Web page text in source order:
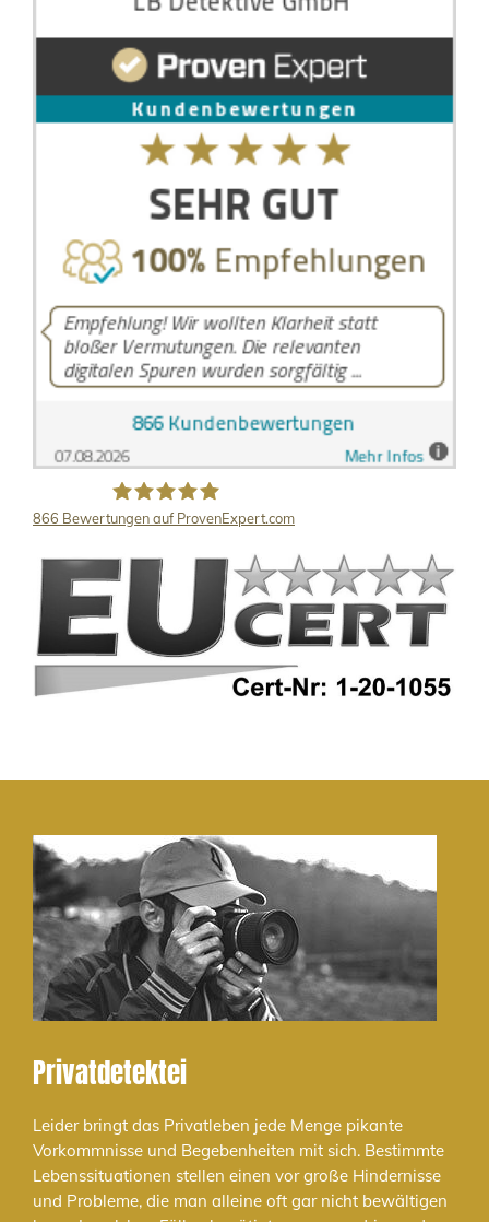
LB Detektive GmbH
866 Bewertungen auf ProvenExpert.com
Privatdetektei
Leider bringt das Privatleben jede Menge pikante
Vorkommnisse und Begebenheiten mit sich. Bestimmte
Lebenssituationen stellen einen vor große Hindernisse
und Probleme, die man alleine oft gar nicht bewältigen